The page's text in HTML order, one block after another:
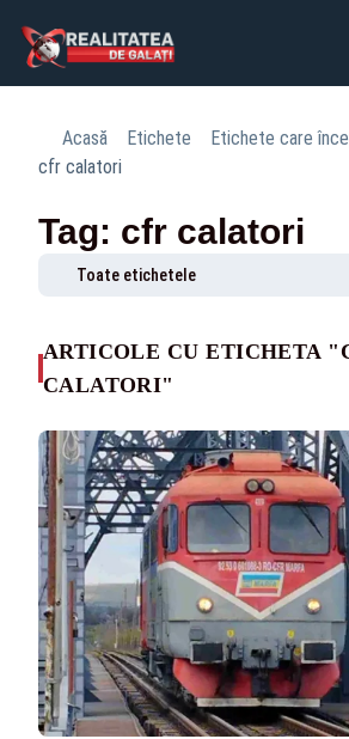
Acasă Etichete
Etichete care
cfr calatori
Tag: cfr calatori
Toate etichetele
ARTICOLE CU ETICHETA
CALATORI"